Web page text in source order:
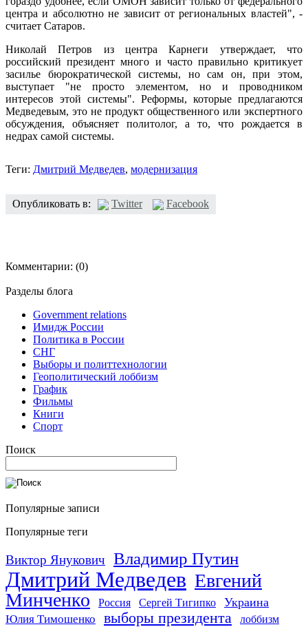
центра и абсолютно не зависит от региональных властей", -
считает Сатаров.
Николай Петров из центра Карнеги утверждает, что
российский президент много и часто правильно критикует
засилье бюрократической системы, но сам он, при этом,
выступает "не просто элементом, но и проводником
интересов этой системы". Реформы, которые предлагаются
Медведевым, это не продукт общественного или экспертного
обсуждения, объясняет политолог, а то, что рождается в
недрах самой системы.
Теги: Дмитрий Медведев, модернизация
Опубликовать в: Twitter Facebook
Комментарии: (0)
Разделы блога
Government relations
Имидж России
Политика в России
СНГ
Выборы и политтехнологии
Геополитический лоббизм
График
Фильмы
Книги
Спорт
Поиск
Популярные записи
Популярные теги
Виктор Янукович Владимир Путин
Дмитрий Медведев Евгений
Минченко
Россия Сергей Тигипко Украина
Юлия Тимошенко выборы президента лоббизм